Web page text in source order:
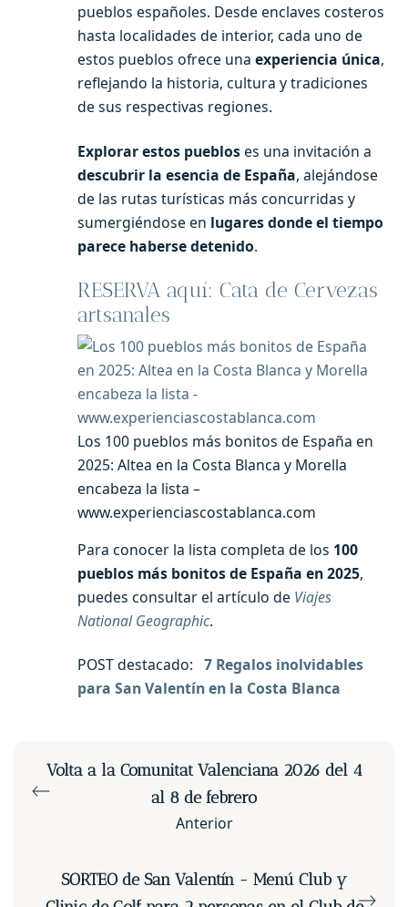
pueblos españoles. Desde enclaves costeros
hasta localidades de interior, cada uno de
estos pueblos ofrece una experiencia única,
reflejando la historia, cultura y tradiciones
de sus respectivas regiones.
Explorar estos puebloses una invitación a
descubrir la esencia de España, alejándose
de las rutas turísticas más concurridas y
sumergiéndose en lugares donde el tiempo
parece haberse detenido.
RESERVA aquí: Cata de Cervezas
artsanales
Los 100 pueblos más bonitos de España en
2025: Altea en la Costa Blanca y Morella
encabeza la lista –
www.experienciascostablanca.com
Para conocer la lista completa de los 100
pueblos más bonitos de España en 2025,
puedes consultar el artículo de Viajes
National Geographic.
POST destacado: 7 Regalos inolvidables
para San Valentín en la Costa Blanca
Volta a la Comunitat Valenciana 2026 del 4
al 8 de febrero
Anterior
SORTEO de San Valentín - Menú Club y